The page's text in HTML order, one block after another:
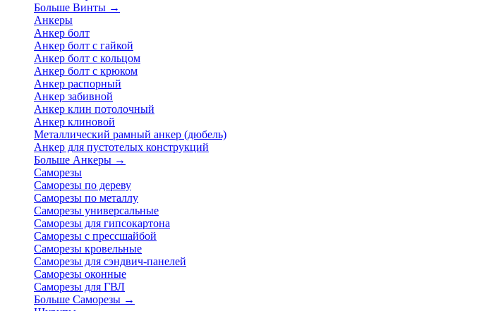
Больше Винты →
Анкеры
Анкер болт
Анкер болт с гайкой
Анкер болт с кольцом
Анкер болт с крюком
Анкер распорный
Анкер забивной
Анкер клин потолочный
Анкер клиновой
Металлический рамный анкер (дюбель)
Анкер для пустотелых конструкций
Больше Анкеры →
Саморезы
Саморезы по дереву
Саморезы по металлу
Саморезы универсальные
Саморезы для гипсокартона
Саморезы с прессшайбой
Саморезы кровельные
Саморезы для сэндвич-панелей
Саморезы оконные
Саморезы для ГВЛ
Больше Саморезы →